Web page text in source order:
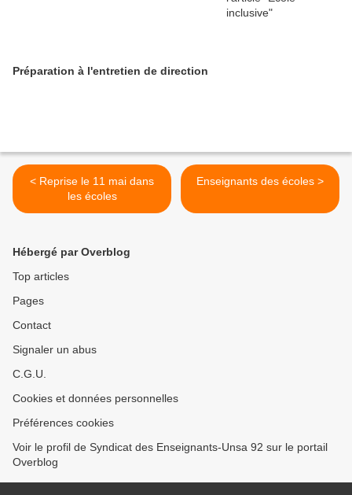
Préparation à l'entretien de direction
< Reprise le 11 mai dans
les écoles
Enseignants des écoles >
Hébergé par Overblog
Top articles
Pages
Contact
Signaler un abus
C.G.U.
Cookies et données personnelles
Préférences cookies
Voir le profil de Syndicat des Enseignants-Unsa 92 sur le portail
Overblog